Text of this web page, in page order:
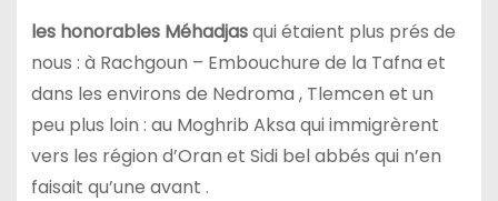
les honorables Méhadjasqui étaient plus prés de
nous : à Rachgoun – Embouchure de la Tafna et
dans les environs de Nedroma , Tlemcen et un
peu plus loin : au Moghrib Aksa qui immigrèrent
vers les région d’Oran et Sidi bel abbés qui n’en
faisait qu’une avant .